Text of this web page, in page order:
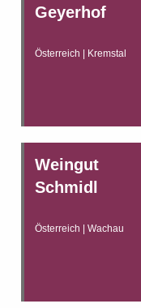
Geyerhof
Österreich | Kremstal
Weingut
Schmidl
Österreich | Wachau